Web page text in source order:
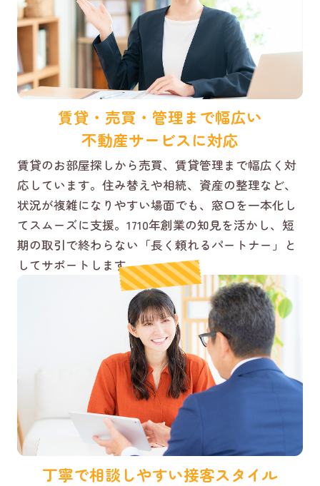
賃貸・売買・管理まで幅広い
不動産サービスに対応
賃貸のお部屋探しから売買、賃貸管理まで幅広く対
応しています。住み替えや相続、資産の整理など、
状況が複雑になりやすい場面でも、窓口を一本化し
てスムーズに支援。1710年創業の知見を活かし、短
期の取引で終わらない「長く頼れるパートナー」と
してサポートします。
丁寧で相談しやすい接客スタイル